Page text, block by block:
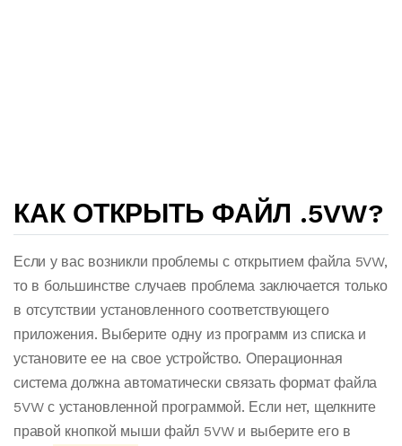
КАК ОТКРЫТЬ ФАЙЛ .5VW?
Если у вас возникли проблемы с открытием файла 5VW,
то в большинстве случаев проблема заключается только
в отсутствии установленного соответствующего
приложения. Выберите одну из программ из списка и
установите ее на свое устройство. Операционная
система должна автоматически связать формат файла
5VW с установленной программой. Если нет, щелкните
правой кнопкой мыши файл 5VW и выберите его в